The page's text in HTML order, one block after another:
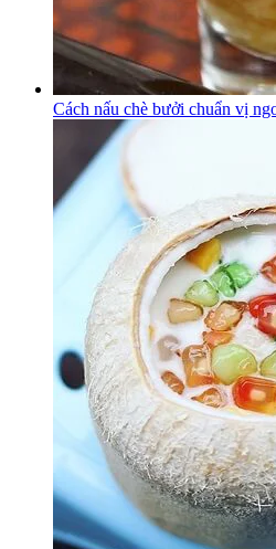
Cách nấu chè bưởi chuẩn vị